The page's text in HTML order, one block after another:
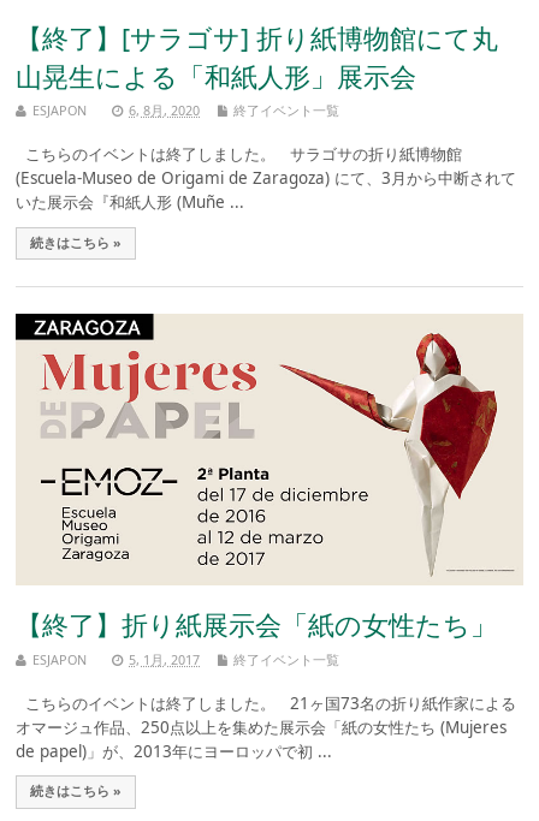
【終了】[サラゴサ] 折り紙博物館にて丸
山晃生による「和紙人形」展示会
ESJAPON 6, 8月, 2020 終了イベント一覧
こちらのイベントは終了しました。 サラゴサの折り紙博物館
(Escuela-Museo de Origami de Zaragoza) にて、3月から中断されて
いた展示会『和紙人形 (Muñe ...
続きはこちら »
【終了】折り紙展示会「紙の女性たち」
ESJAPON 5, 1月, 2017 終了イベント一覧
こちらのイベントは終了しました。 21ヶ国73名の折り紙作家による
オマージュ作品、250点以上を集めた展示会「紙の女性たち (Mujeres
de papel)」が、2013年にヨーロッパで初 ...
続きはこちら »